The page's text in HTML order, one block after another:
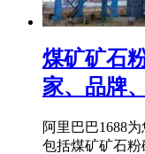
煤矿矿石
家、品牌
阿里巴巴1688
包括煤矿矿石